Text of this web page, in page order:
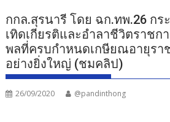
กกล.สุรนารี โดย ฉก.ทพ.26 ก
เทิดเกียรติและอำลาชีวิตราชก
พลที่ครบกำหนดเกษียณอายุรา
อย่างยิ่งใหญ่ (ชมคลิป)
26/09/2020 @pandinthong